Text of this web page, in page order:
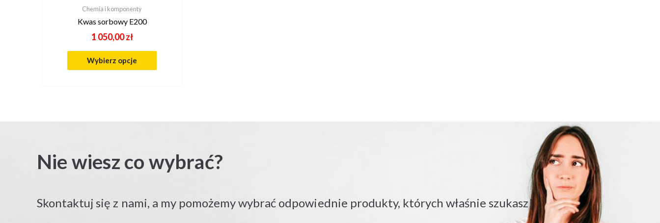
Chemia i komponenty
Kwas sorbowy E200
1 050,00zł
Wybierz opcje
Nie wiesz co wybrać?
Skontaktuj się z nami, a my pomożemy wybrać odpowiednie produkty, których właśnie szukasz!